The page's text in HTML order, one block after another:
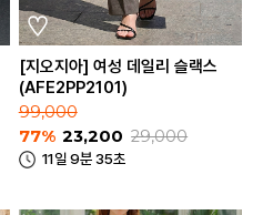
[지오지아] 여성 데일리 슬랙스
(AFE2PP2101)
99,000
77% 23,200 29,000
11일 9분 35초